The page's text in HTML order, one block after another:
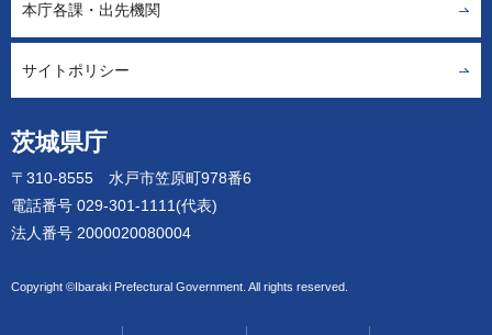
茨城県庁
〒310-8555 水戸市笠原町978番6
電話番号 029-301-1111(代表)
法人番号 2000020080004
Copyright ©Ibaraki Prefectural Government. All rights reserved.
本庁各課・出先機関
サイトポリシー